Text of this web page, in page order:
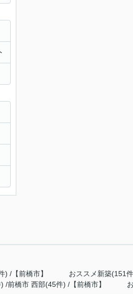
) 【前橋市】 おススメ新築(151
前橋市 西部(45件) 【前橋市】 お